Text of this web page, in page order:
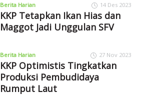
Berita Harian 14 Des 2023
KKP Tetapkan Ikan Hias dan
Maggot Jadi Unggulan SFV
Berita Harian 27 Nov 2023
KKP Optimistis Tingkatkan
Produksi Pembudidaya
Rumput Laut